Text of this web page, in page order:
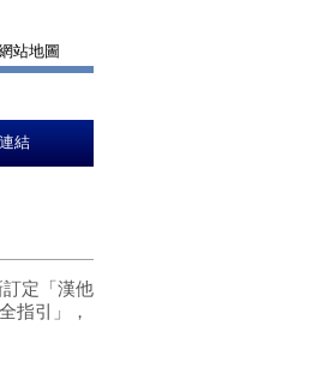
站地圖
結
定「漢他
指引」，